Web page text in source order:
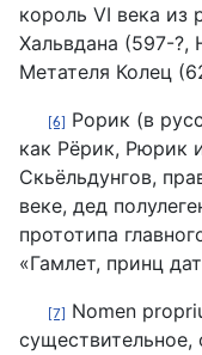
король VI века из
Хальвдана (597-?,
Метателя Колец
[6]
Рорик (в
как Рёрик, Рюрик
Скьёльдунгов,
веке, дед
прототипа
«Гамлет, принц
[7]
Nomen